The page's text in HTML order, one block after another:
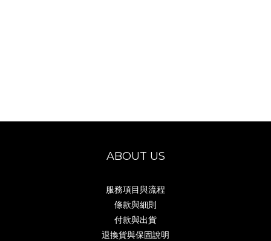
ABOUT US
服務項目與流程
條款與細則
付款與出貨
退換貨與保固說明